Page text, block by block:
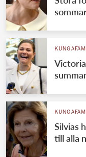
Silvias
till alla